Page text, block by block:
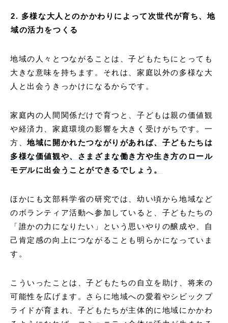
2. 多様な大人とのかかわりによって次世代が育ち、地
域の活力をつくる
地域の人々とつながることは、子どもたちにとっても
大きな意味を持ちます。それは、家庭以外の多様な大
人と出会うきっかけになるからです。
家庭内の人間関係だけで育つと、子どもは親の価値観
や経済力、家庭環境の影響を大きく受けがちです。一
方、地域に開かれたつながりがあれば、子どもたちは
多様な価値観や、さまざまな働き方や生き方のロール
モデルに出会うことができるでしょう。
ほかにも文部科学省の研究では、幼い頃から地域など
のボランティア活動へ参加していると、子どもたちの
「誰かの力になりたい」という思いやりの醸成や、自
己肯定感の向上につながることも明らかになっていま
す。
こういったことは、子どもたちの自立を助け、将来の
可能性を広げます。さらに地域への愛着やシビックプ
ライドが育まれ、子どもたちが主体的に地域にかかわ